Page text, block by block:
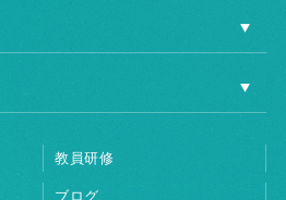
教員研修
ブログ